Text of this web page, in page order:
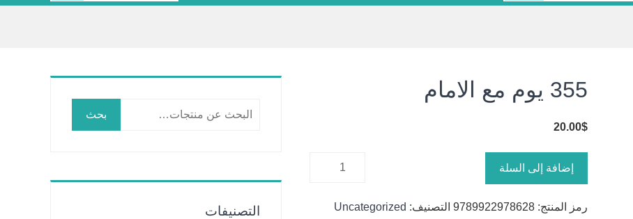
355 يوم مع الامام
20.00$
إضافة إلى السلة
رمز المنتج: 9789922978628 التصنيف: Uncategorized
بحث
التصنيفات